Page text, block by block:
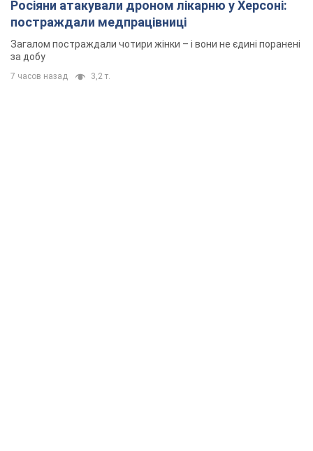
Росіяни атакували дроном лікарню у Херсоні:
постраждали медпрацівниці
Загалом постраждали чотири жінки – і вони не єдині поранені
за добу
7 часов назад 3,2 т.